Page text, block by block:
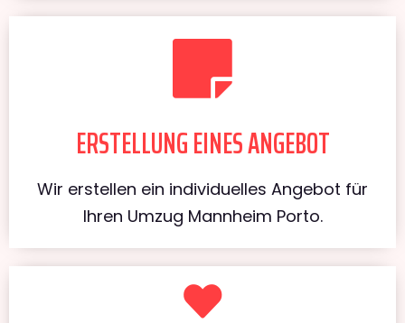
ERSTELLUNG EINES ANGEBOT
Wir erstellen ein individuelles Angebot für
Ihren Umzug Mannheim Porto.